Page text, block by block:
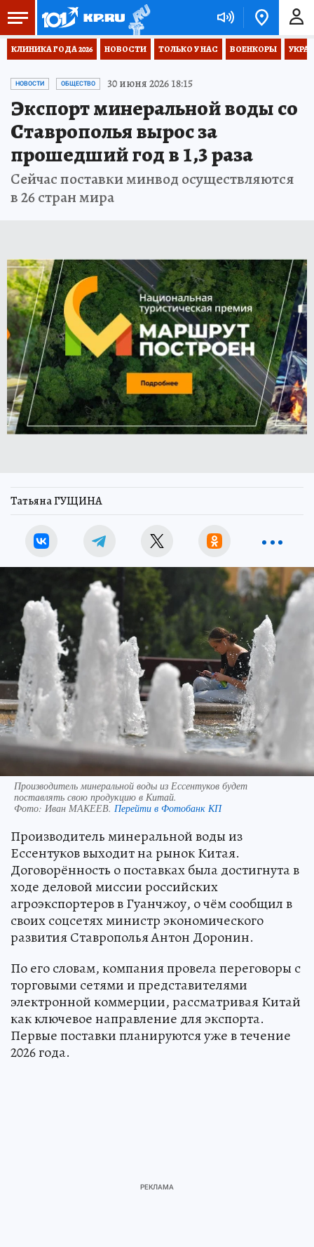
КЛИНИКА ГОДА 2026 НОВОСТИ ТОЛЬКО У НАС ВОЕНКОРЫ
НОВОСТИ ОБЩЕСТВО 30 июня 2026 18:15
Экспорт минеральной воды со
Ставрополья вырос за
прошедший год в 1,3 раза
Сейчас поставки минвод осуществляются
в 26 стран мира
Татьяна ГУЩИНА
Производитель минеральной воды из Ессентуков будет
поставлять свою продукцию в Китай.
Фото: Иван МАКЕЕВ. Перейти в Фотобанк КП
Производитель минеральной воды из
Ессентуков выходит на рынок Китая.
Договорённость о поставках была достигнута в
ходе деловой миссии российских
агроэкспортеров в Гуанчжоу, о чём сообщил в
своих соцсетях министр экономического
развития Ставрополья Антон Доронин.
По его словам, компания провела переговоры с
торговыми сетями и представителями
электронной коммерции, рассматривая Китай
как ключевое направление для экспорта.
Первые поставки планируются уже в течение
2026 года.